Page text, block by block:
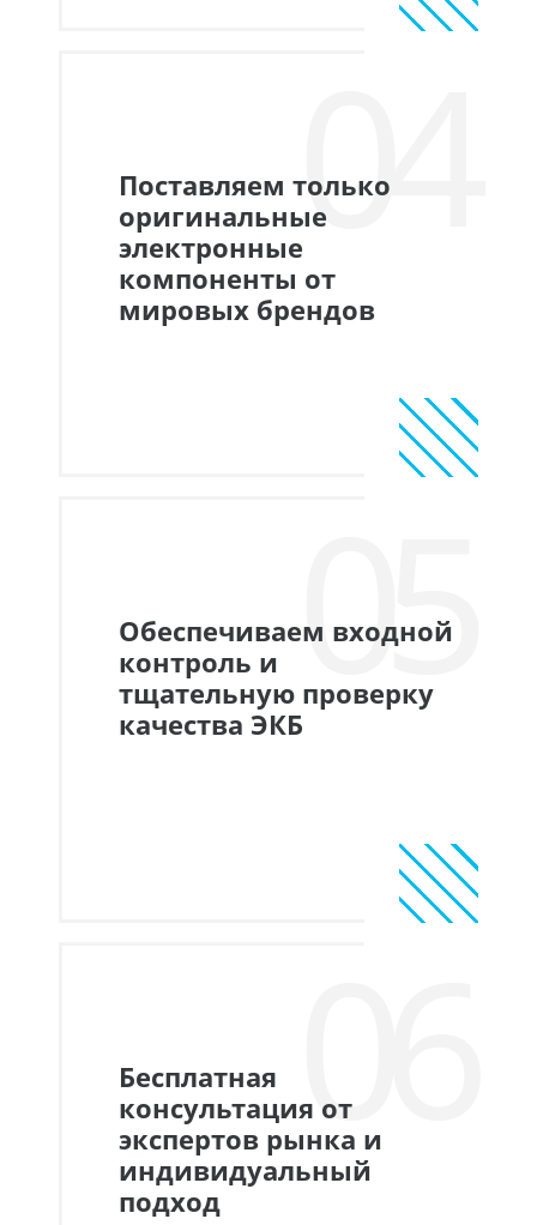
04
Поставляем только
оригинальные
электронные
компоненты от
мировых брендов
05
Обеспечиваем входной
контроль и
тщательную проверку
качества ЭКБ
06
Бесплатная
консультация от
экспертов рынка и
индивидуальный
подход